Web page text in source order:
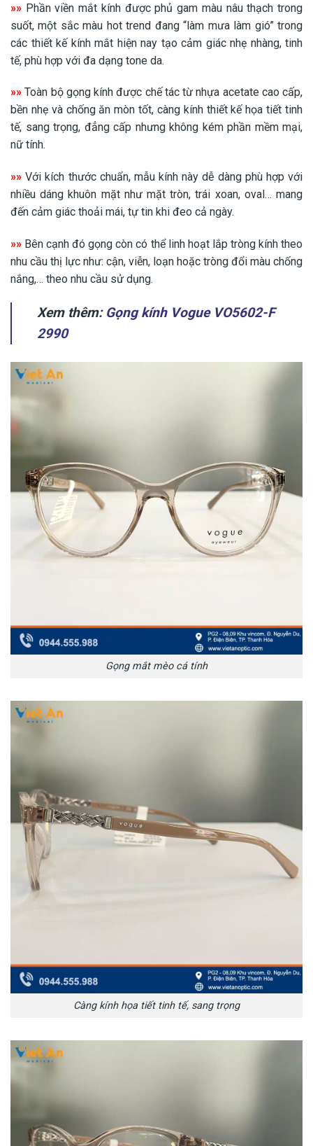
»» Phần viền mắt kính được phủ gam màu nâu thạch trong
suốt, một sắc màu hot trend đang “làm mưa làm gió” trong
các thiết kế kính mắt hiện nay tạo cảm giác nhẹ nhàng, tinh
tế, phù hợp với đa dạng tone da.
»»Toàn bộ gọng kính được chế tác từ nhựa acetate cao cấp,
bền nhẹ và chống ăn mòn tốt, càng kính thiết kế họa tiết tinh
tế, sang trọng, đẳng cấp nhưng không kém phần mềm mại,
nữ tính.
»»Với kích thước chuẩn, mẫu kính này dễ dàng phù hợp với
nhiều dáng khuôn mặt như mặt tròn, trái xoan, oval… mang
đến cảm giác thoải mái, tự tin khi đeo cả ngày.
»» Bên cạnh đó gọng còn có thể linh hoạt lắp tròng kính theo
nhu cầu thị lực như: cận, viễn, loạn hoặc tròng đổi màu chống
nắng,… theo nhu cầu sử dụng.
Xem thêm: Gọng kính Vogue VO5602-F
2990
Gọng mắt mèo cá tính
Càng kính họa tiết tinh tế, sang trọng